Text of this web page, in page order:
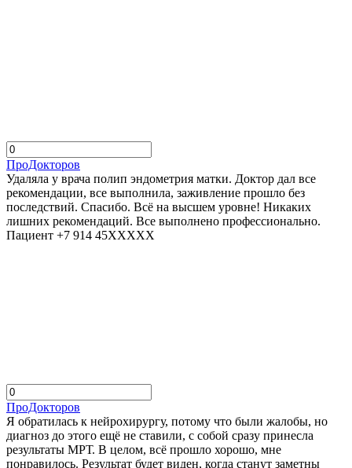
ПроДокторов
Удаляла у врача полип эндометрия матки. Доктор дал все
рекомендации, все выполнила, заживление прошло без
последствий. Спасибо. Всё на высшем уровне! Никаких
лишних рекомендаций. Все выполнено профессионально.
Пациент +7 914 45XXXXX
ПроДокторов
Я обратилась к нейрохирургу, потому что были жалобы, но
диагноз до этого ещё не ставили, с собой сразу принесла
результаты МРТ. В целом, всё прошло хорошо, мне
понравилось. Результат будет виден, когда станут заметны